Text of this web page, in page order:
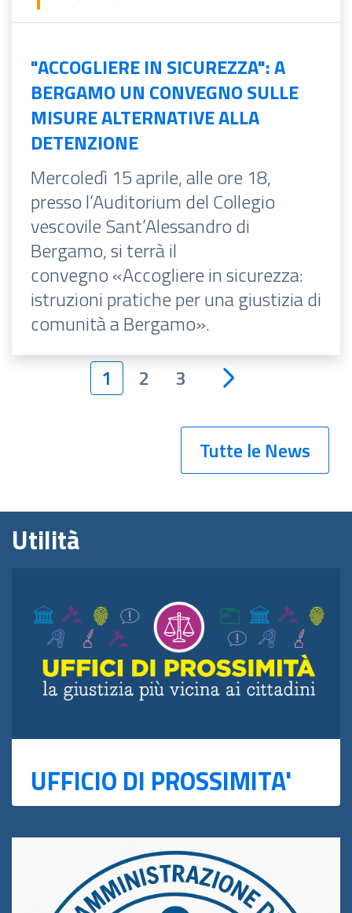
"ACCOGLIERE IN SICUREZZA": A
BERGAMO UN CONVEGNO SULLE
MISURE ALTERNATIVE ALLA
DETENZIONE
Mercoledì 15 aprile, alle ore 18,
presso l’Auditorium del Collegio
vescovile Sant’Alessandro di
Bergamo, si terrà il
convegno «Accogliere in sicurezza:
istruzioni pratiche per una giustizia di
comunità a Bergamo».
1
2 3
Tutte le News
Utilità
UFFICIO DI PROSSIMITA'